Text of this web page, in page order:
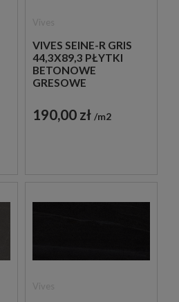
VIVES SEINE-R GRIS
44,3X89,3 PŁYTKI
BETONOWE
GRESOWE
190,00 zł m2